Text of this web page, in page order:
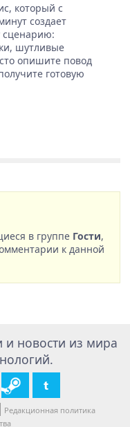
который с
создает
сценарию:
шутливые
опишите повод
готовую
в группе Гости,
к данной
и новости из мира
Редакционная политика